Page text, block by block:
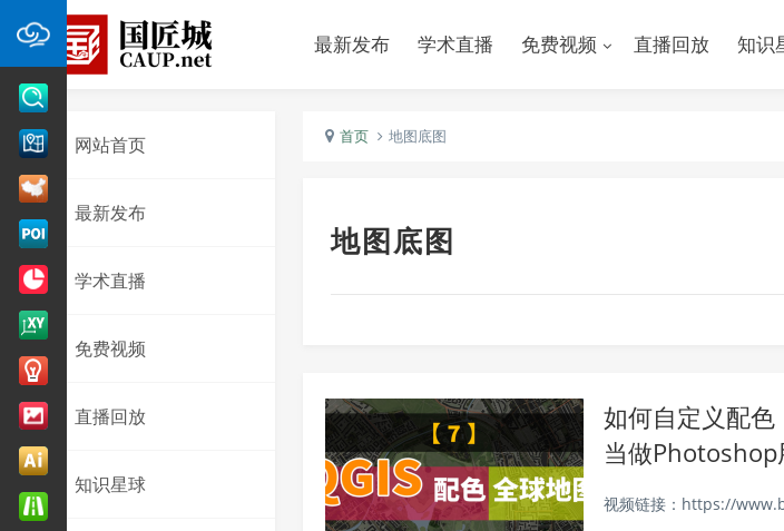
最新发布 学术直播 免费视频 直播回放 知识
网站首页
最新发布
学术直播
免费视频
直播回放
知识星球
首页 地图底图
地图底图
如何自定义配色
当做Photoshop
视频链接：https://